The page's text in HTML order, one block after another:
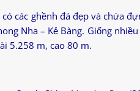
các ghềnh đá đẹp và chứa
Nha – Kẻ Bàng. Giống
5.258 m, cao 80 m.